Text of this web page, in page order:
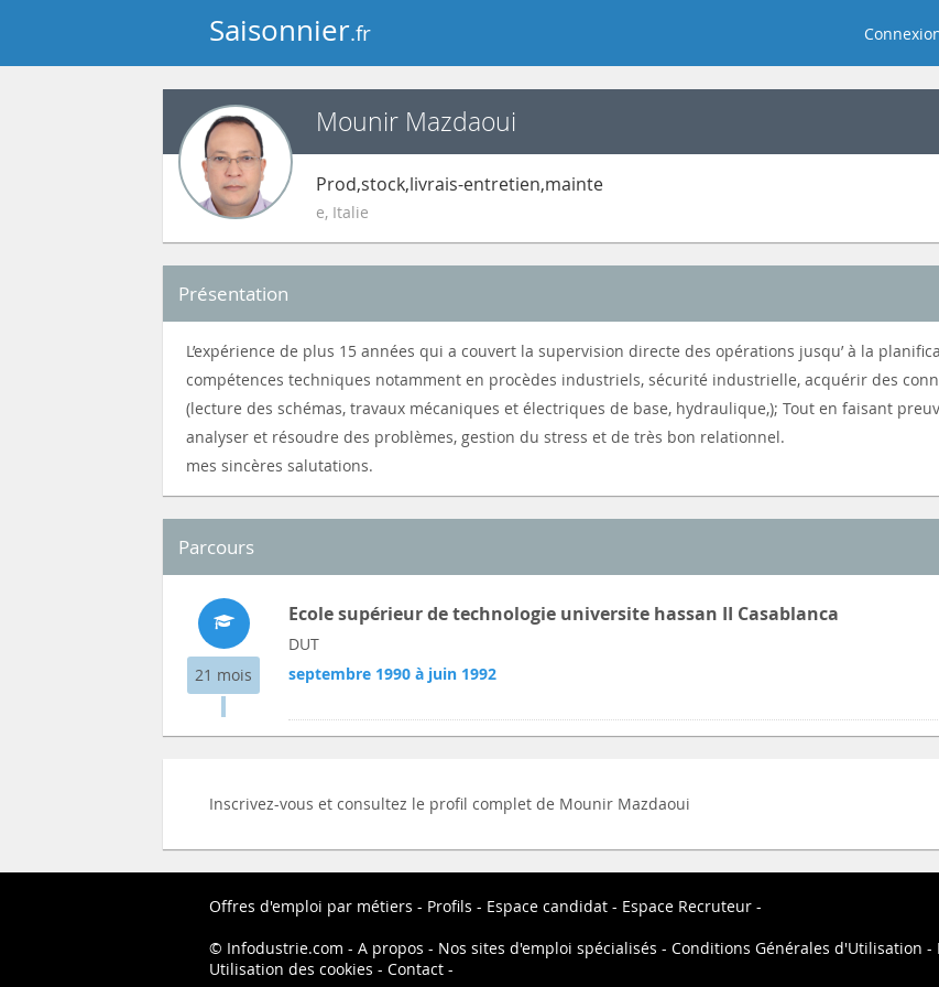
Saisonnier.fr
Mounir Mazdaoui
Prod,stock,livrais-entretien,mainte
e, Italie
Présentation
L’expérience de plus 15 années qui a couvert la supervision directe des opérations jusqu’ à la
compétences techniques notamment en procèdes industriels, sécurité industrielle, acquérir des
(lecture des schémas, travaux mécaniques et électriques de base, hydraulique,); Tout en faisant
analyser et résoudre des problèmes, gestion du stress et de très bon relationnel.
mes sincères salutations.
Parcours
21 mois
Ecole supérieur de technologie universite hassan II Casablanca
DUT
septembre 1990 à juin 1992
Inscrivez-vous et consultez le profil complet de Mounir Mazdaoui
Offres d'emploi par métiers Profils Espace candidat
Espace Recruteur
Infodustrie.com
A propos Nos sites d'emploi spécialisés Conditions Générales d'Utilisation
Utilisation des cookies
Contact